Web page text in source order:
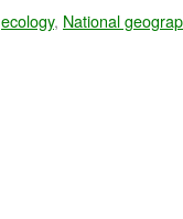
ecology, National